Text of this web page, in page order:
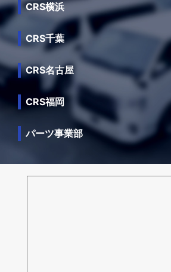
CRS横浜
CRS千葉
CRS名古屋
CRS福岡
パーツ事業部